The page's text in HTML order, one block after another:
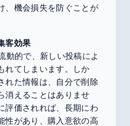
、機会損失を防ぐことが
客効果
動的で、新しい投稿によ
れてしまいます。しか
れた情報は、自分で削除
消えることはありませ
評価されれば、長期にわ
性があり、購入意欲の高